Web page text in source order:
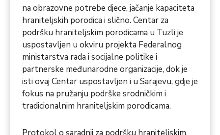
na obrazovne potrebe djece, jačanje kapaciteta
hraniteljskih porodica i slično. Centar za
podršku hraniteljskim porodicama u Tuzli je
uspostavljen u okviru projekta Federalnog
ministarstva rada i socijalne politike i
partnerske međunarodne organizacije, dok je
isti ovaj Centar uspostavljen i u Sarajevu, gdje je
fokus na pružanju podrške srodničkim i
tradicionalnim hraniteljskim porodicama.